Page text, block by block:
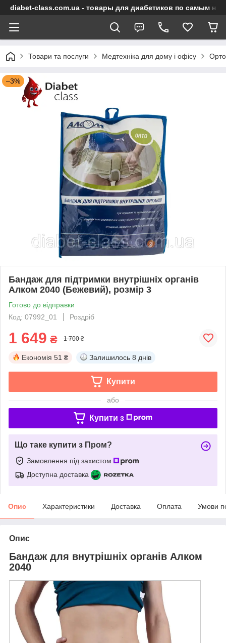
diabet-class.com.ua - товары для диабетиков по самым
Товари та послуги Медтехніка для дому і офісу
–3%
Бандаж для підтримки внутрішніх органів
Алком 2040 (Бежевий), розмір 3
Готово до відправки
Код: 07992_01
Роздріб
1 649 ₴ 1 700 ₴
Економія 51 ₴ Залишилось 8 днів
Купити
або
Купити з
Що таке купити з Пром?
Замовлення під захистом
Доступна доставка
Опис Характеристики Доставка Оплата Умови
Опис
Бандаж для внутрішніх органів Алком
2040